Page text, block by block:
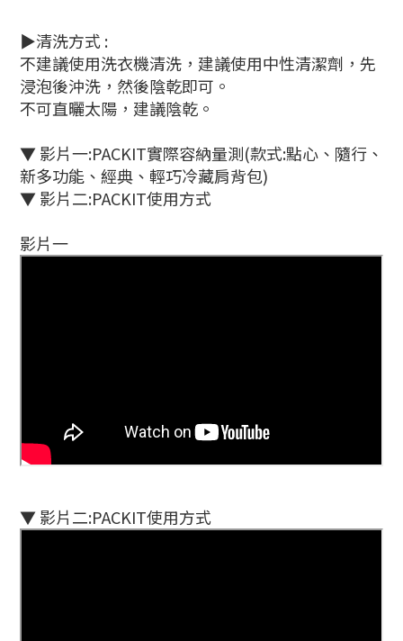
▶清洗方式 :
不建議使用洗衣機清洗，建議使用中性清潔劑，先
浸泡後沖洗，然後陰乾即可。
不可直曬太陽，建議陰乾。
▼ 影片一:PACKIT實際容納量測(款式:點心、隨行、
新多功能、經典、輕巧冷藏肩背包)
▼ 影片二:PACKIT使用方式
影片一
▼ 影片二:PACKIT使用方式